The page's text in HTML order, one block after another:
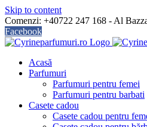
Skip to content
Comenzi: +40722 247 168 - Al
Facebook
Acasă
Parfumuri
Parfumuri pentru femei
Parfumuri pentru barbati
Casete cadou
Casete cadou pentru